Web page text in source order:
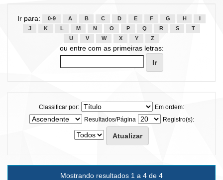
Ir para: 0-9 A B C D E F G H
J
K L M N O P Q R S
T
U
V W X Y Z
ou entre com as primeiras letras:
Classificar por:
Em ordem:
Resultados/Página
Registro(s):
Mostrando resultados 1 a 4 de 4